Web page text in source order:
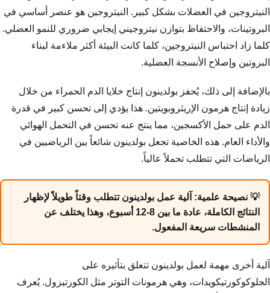
النيتروجين في العضلات بشكل كبير. النيتروجين هو عنصر أساسي في
البروتينات، والاحتفاظ بتوازن نيتروجيني إيجابي ضروري للنمو العضلي.
كلما زاد احتباس النيتروجين، كلما كانت البيئة أكثر ملاءمة لبناء
البروتين وإصلاح الأنسجة العضلية.
بالإضافة إلى ذلك، يُحفز بولدينون إنتاج خلايا الدم الحمراء من خلال
زيادة إنتاج هرمون الإريثروبويتين. هذا يؤدي إلى تحسن كبير في قدرة
الدم على حمل الأكسجين، مما ينتج عنه تحسن في التحمل الهوائي
والأداء العام. هذه الخاصية تجعل بولدينون شائعاً بين الرياضيين في
الرياضات التي تتطلب تحملاً عالياً.
💡 نصيحة علمية: آلية عمل بولدينون تتطلب وقتاً طويلاً لإظهار
النتائج الكاملة، عادة ما بين 8-12 أسبوع، وهذا يختلف عن
المنشطات سريعة المفعول.
آلية أخرى مهمة لعمل بولدينون تتعلق بتأثيره على
الجلوكوكورتيكويدات، وهي هرمونات التوتر مثل الكورتيزول. يُعرف